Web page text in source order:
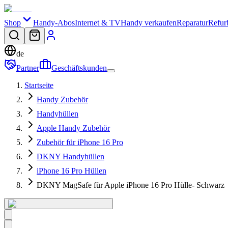
Shop Handy-AbosInternet & TVHandy verkaufenReparatur
de
Partner
Geschäftskunden
Startseite
Handy Zubehör
Handyhüllen
Apple Handy Zubehör
Zubehör für iPhone 16 Pro
DKNY Handyhüllen
iPhone 16 Pro Hüllen
DKNY MagSafe für Apple iPhone 16 Pro Hülle- Schwarz